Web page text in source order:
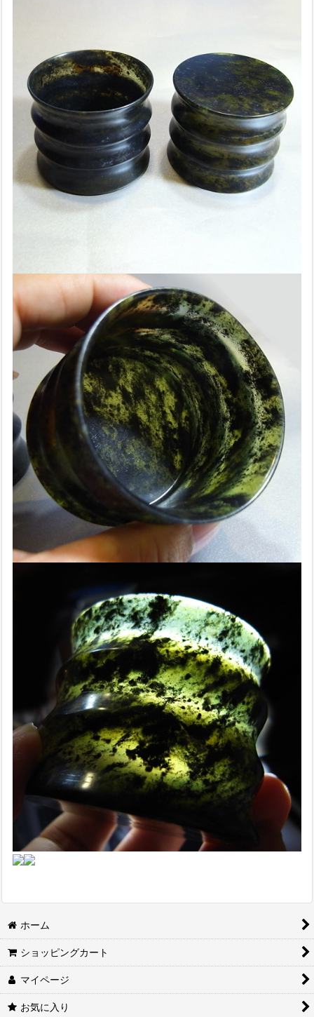
ホーム
ショッピングカート
マイページ
お気に入り